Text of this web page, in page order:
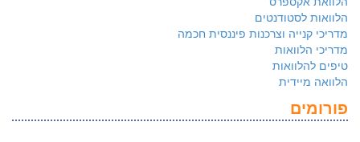
הלוואות לסטודנטים
מדריכי קנייה וצרכנות פיננסית חכמה
מדריכי הלוואות
טיפים להלוואות
הלוואה מיידית
פורומים